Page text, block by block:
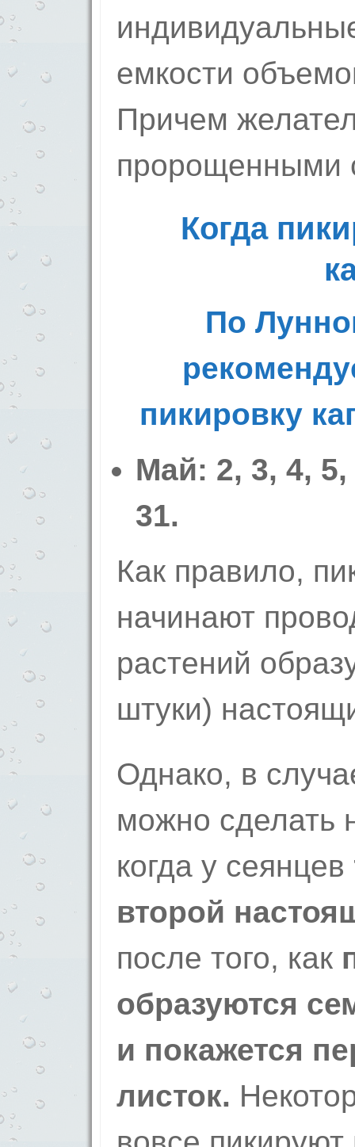
емкости
Причем
пророщенными
Когда
Пo
пикиpoвку
Май: 2, 3, 4, 5,
31.
Как правило,
начинают
растений
штуки)
Однако, в
можно сделать
когда у сеянцев
второй
после того, как
образуются
и покажется
листок.